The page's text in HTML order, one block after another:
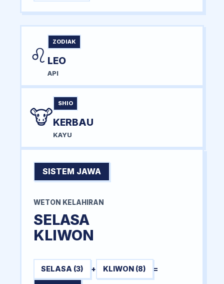
♌
ZODIAK
LEO
API
🐮
SHIO
KERBAU
KAYU
SISTEM JAWA
WETON KELAHIRAN
SELASA
KLIWON
SELASA (3) + KLIWON (8) =